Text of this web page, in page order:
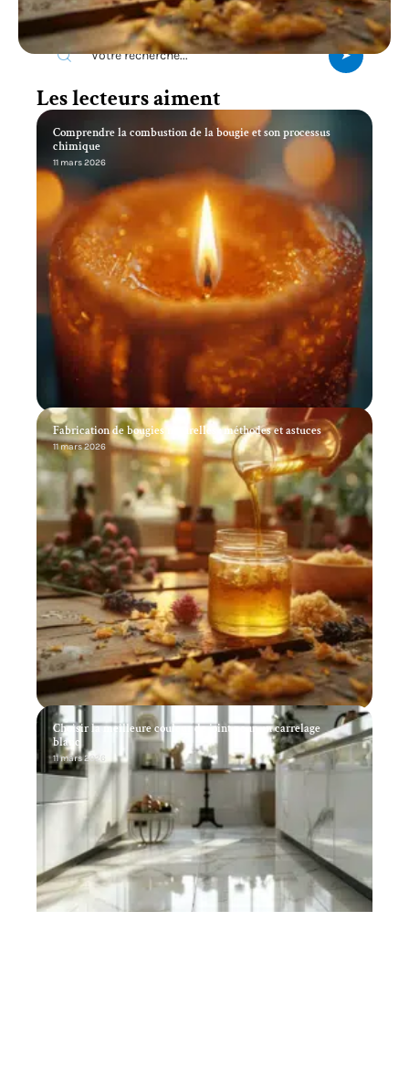
Recherche
Les lecteurs aiment
Comprendre la combustion de la bougie et son processus
chimique
11 mars 2026
Fabrication de bougies naturelles : méthodes et astuces
11 mars 2026
Choisir la meilleure couleur de joint pour un carrelage
blanc
11 mars 2026